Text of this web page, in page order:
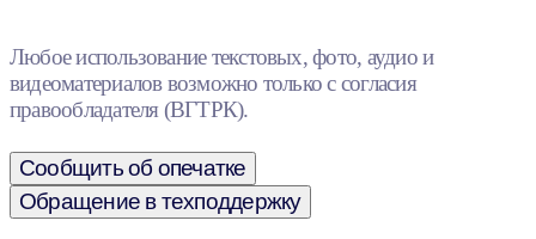
Любое использование текстовых, фото, аудио и
видеоматериалов возможно только с согласия
правообладателя (ВГТРК).
Сообщить об опечатке
Обращение в техподдержку